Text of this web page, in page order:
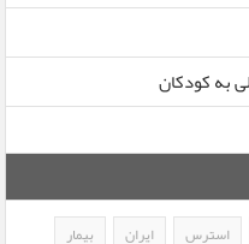
استرس ایران بیمار